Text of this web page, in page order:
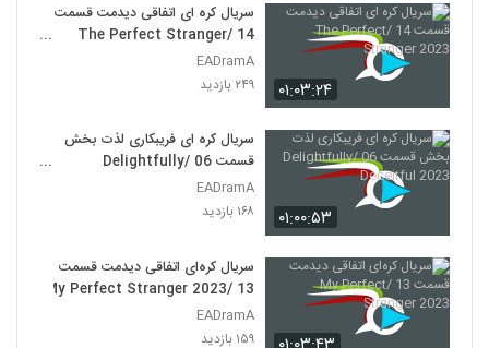
۰۱:۰۳:۲۴
سریال کره ای اتفاقی دیدمت قسمت
14 /The Perfect Stranger
2023
EADramA
۲۴۹ بازدید
۰۱:۰۰:۵۳
سریال کره ای فریبکاری لذت بخش
قسمت 06 /Delightfully
Deceitful 2023
EADramA
۱۶۸ بازدید
سریال کره‌ای اتفاقی دیدمت قسمت
13 /My Perfect Stranger 2023
EADramA
۱۵۹ بازدید